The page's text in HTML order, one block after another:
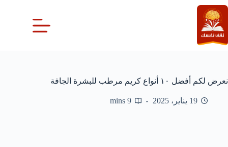
التجاوز
إلى
المحتوى
نعرض لكم أفضل ١٠ أنواع كريم مرطب للبشرة الجافة
19 يناير، 2025 9 mins